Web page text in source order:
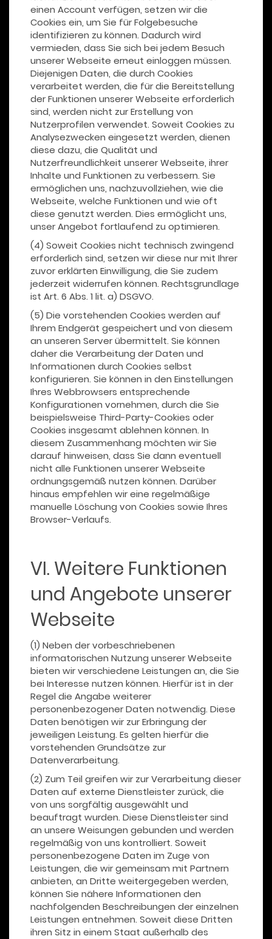
einen Account verfügen, setzen wir die
Cookies ein, um Sie für Folgebesuche
identifizieren zu können. Dadurch wird
vermieden, dass Sie sich bei jedem Besuch
unserer Webseite erneut einloggen müssen.
Diejenigen Daten, die durch Cookies
verarbeitet werden, die für die Bereitstellung
der Funktionen unserer Webseite erforderlich
sind, werden nicht zur Erstellung von
Nutzerprofilen verwendet. Soweit Cookies zu
Analysezwecken eingesetzt werden, dienen
diese dazu, die Qualität und
Nutzerfreundlichkeit unserer Webseite, ihrer
Inhalte und Funktionen zu verbessern. Sie
ermöglichen uns, nachzuvollziehen, wie die
Webseite, welche Funktionen und wie oft
diese genutzt werden. Dies ermöglicht uns,
unser Angebot fortlaufend zu optimieren.
(4) Soweit Cookies nicht technisch zwingend
erforderlich sind, setzen wir diese nur mit Ihrer
zuvor erklärten Einwilligung, die Sie zudem
jederzeit widerrufen können. Rechtsgrundlage
ist Art. 6 Abs. 1 lit. a) DSGVO.
(5) Die vorstehenden Cookies werden auf
Ihrem Endgerät gespeichert und von diesem
an unseren Server übermittelt. Sie können
daher die Verarbeitung der Daten und
Informationen durch Cookies selbst
konfigurieren. Sie können in den Einstellungen
Ihres Webbrowsers entsprechende
Konfigurationen vornehmen, durch die Sie
beispielsweise Third-Party-Cookies oder
Cookies insgesamt ablehnen können. In
diesem Zusammenhang möchten wir Sie
darauf hinweisen, dass Sie dann eventuell
nicht alle Funktionen unserer Webseite
ordnungsgemäß nutzen können. Darüber
hinaus empfehlen wir eine regelmäßige
manuelle Löschung von Cookies sowie Ihres
Browser-Verlaufs.
VI. Weitere Funktionen
und Angebote unserer
Webseite
(1) Neben der vorbeschriebenen
informatorischen Nutzung unserer Webseite
bieten wir verschiedene Leistungen an, die Sie
bei Interesse nutzen können. Hierfür ist in der
Regel die Angabe weiterer
personenbezogener Daten notwendig. Diese
Daten benötigen wir zur Erbringung der
jeweiligen Leistung. Es gelten hierfür die
vorstehenden Grundsätze zur
Datenverarbeitung.
(2) Zum Teil greifen wir zur Verarbeitung dieser
Daten auf externe Dienstleister zurück, die
von uns sorgfältig ausgewählt und
beauftragt wurden. Diese Dienstleister sind
an unsere Weisungen gebunden und werden
regelmäßig von uns kontrolliert. Soweit
personenbezogene Daten im Zuge von
Leistungen, die wir gemeinsam mit Partnern
anbieten, an Dritte weitergegeben werden,
können Sie nähere Informationen den
nachfolgenden Beschreibungen der einzelnen
Leistungen entnehmen. Soweit diese Dritten
ihren Sitz in einem Staat außerhalb des